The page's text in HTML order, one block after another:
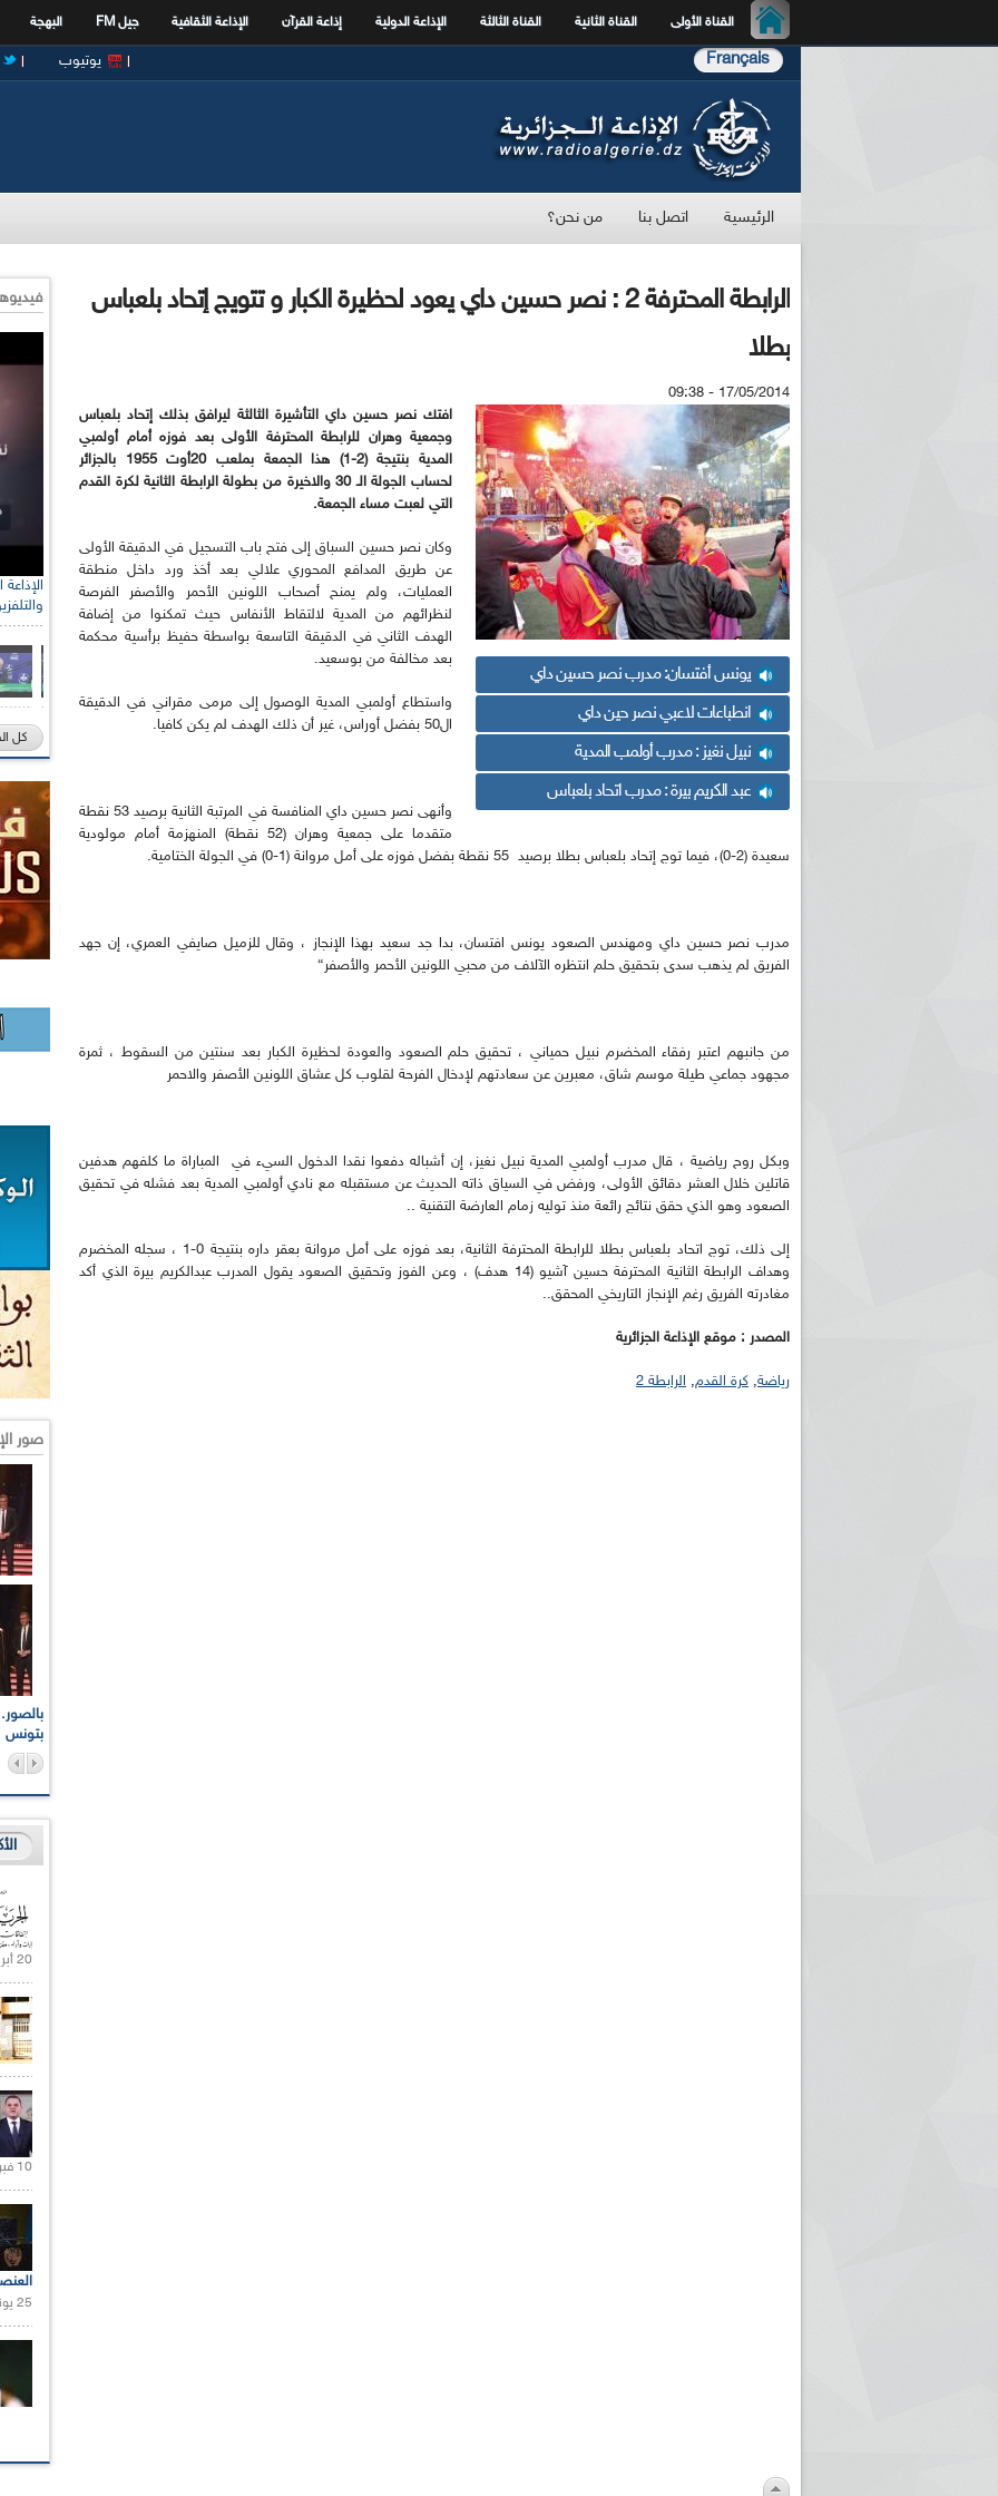
القناة الأولى القناة الثانية القناة الثالثة الإذاعة الدولية إذاعة القرآن الإذاعة الثقافية جيل FM البهجة
Français يوتيوب
الرئيسية اتصل بنا من نحن؟
الرابطة المحترفة 2 : نصر حسين داي يعود لحظيرة الكبار و تتويج إتحاد بلعباس
بطلا
17/05/2014 - 09:38
يونس أفتسان: مدرب نصر حسين داي
انطباعات لاعبي نصر حين داي
نبيل نغيز : مدرب أولمب المدية
عبد الكريم بيرة : مدرب اتحاد بلعباس
افتك نصر حسين داي التأشيرة الثالثة ليرافق بذلك إتحاد بلعباس
وجمعية وهران للرابطة المحترفة الأولى بعد فوزه أمام أولمبي
المدية بنتيجة (2-1) هذا الجمعة بملعب 20أوت 1955 بالجزائر
لحساب الجولة الـ 30 والاخيرة من بطولة الرابطة الثانية لكرة القدم
التي لعبت مساء الجمعة.
وكان نصر حسين السباق إلى فتح باب التسجيل في الدقيقة الأولى
عن طريق المدافع المحوري علالي بعد أخذ ورد داخل منطقة
العمليات، ولم يمنح أصحاب اللونين الأحمر والأصفر الفرصة
لنظرائهم من المدية لالتقاط الأنفاس حيث تمكنوا من إضافة
الهدف الثاني في الدقيقة التاسعة بواسطة حفيظ برأسية محكمة
بعد مخالفة من بوسعيد.
واستطاع أولمبي المدية الوصول إلى مرمى مقراني في الدقيقة
ال50 بفضل أوراس، غير أن ذلك الهدف لم يكن كافيا.
وأنهى نصر حسين داي المنافسة في المرتبة الثانية برصيد 53 نقطة
متقدما على جمعية وهران (52 نقطة) المنهزمة أمام مولودية
سعيدة (2-0)، فيما توج إتحاد بلعباس بطلا برصيد 55 نقطة بفضل فوزه على أمل مروانة (1-0) في الجولة الختامية.
مدرب نصر حسين داي ومهندس الصعود يونس افتسان، بدا جد سعيد بهذا الإنجاز ، وقال للزميل صايفي العمري، إن جهد
الفريق لم يذهب سدى بتحقيق حلم انتظره الآلاف من محبي اللونين الأحمر والأصفر}
من جانبهم اعتبر رفقاء المخضرم نبيل حمياني ، تحقيق حلم الصعود والعودة لحظيرة الكبار بعد سنتين من السقوط ، ثمرة
مجهود جماعي طيلة موسم شاق، معبرين عن سعادتهم لإدخال الفرحة لقلوب كل عشاق اللونين الأصفر والاحمر
وبكل روح رياضية ، قال مدرب أولمبي المدية نبيل نغيز، إن أشباله دفعوا نقدا الدخول السيء في المباراة ما كلفهم هدفين
قاتلين خلال العشر دقائق الأولى، ورفض في السياق ذاته الحديث عن مستقبله مع نادي أولمبي المدية بعد فشله في تحقيق
الصعود وهو الذي حقق نتائج رائعة منذ توليه زمام العارضة التقنية ..
إلى ذلك، توج اتحاد بلعباس بطلا للرابطة المحترفة الثانية، بعد فوزه على أمل مروانة بعقر داره بنتيجة 0-1 ، سجله المخضرم
وهداف الرابطة الثانية المحترفة حسين آشيو (14 هدف) ، وعن الفوز وتحقيق الصعود يقول المدرب عبدالكريم بيرة الذي أكد
مغادرته الفريق رغم الإنجاز التاريخي المحقق..
المصدر : موقع الإذاعة الجزائرية
رياضة, كرة القدم, الرابطة 2
كل
صور
بتونس
20 أبريل 2021 |
10 فبراير 2021 |
25 يونيو 2021 |